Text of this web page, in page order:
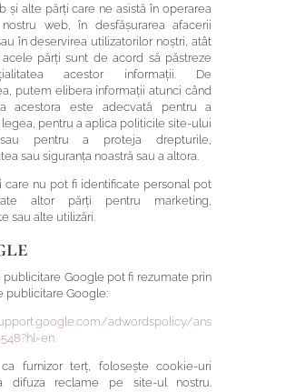
și alte părți care ne asistă în operarea
web, în desfășurarea afacerii
în deservirea utilizatorilor noștri, atât
părți sunt de acord să păstreze
acestor informații. De
putem elibera informații atunci când
acestora este adecvată pentru a
pentru a aplica politicile site-ului
pentru a proteja drepturile,
sau siguranța noastră sau a altora.
care nu pot fi identificate personal pot
altor părți pentru marketing,
sau alte utilizări.
publicitare Google pot fi rezumate prin
publicitare Google:
adwordspolicy/ans
furnizor terț, folosește cookie-uri
difuza reclame pe site-ul nostru.